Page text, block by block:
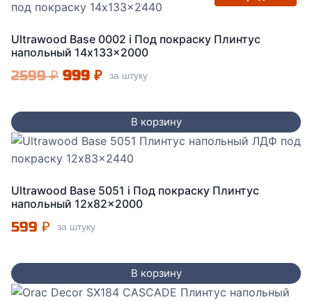
Ultrawood Base 0002 i Под покраску Плинтус
напольный 14x133x2000
2599₽ Первоначальная
составляла
2599 ₽.
999 ₽Текущая
999 ₽.
за штуку
В корзину
Ultrawood Base 5051 i Под покраску Плинтус
напольный 12x82x2000
599 ₽ за штуку
В корзину